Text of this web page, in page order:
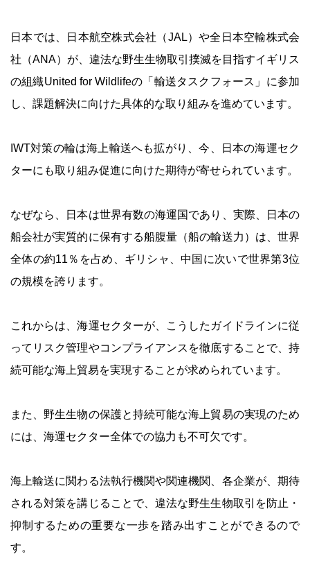
日本では、日本航空株式会社（JAL）や全日本空輸株式会
社（ANA）が、違法な野生生物取引撲滅を目指すイギリス
の組織United for Wildlifeの「輸送タスクフォース」に参加
し、課題解決に向けた具体的な取り組みを進めています。
IWT対策の輪は海上輸送へも拡がり、今、日本の海運セク
ターにも取り組み促進に向けた期待が寄せられています。
なぜなら、日本は世界有数の海運国であり、実際、日本の
船会社が実質的に保有する船腹量（船の輸送力）は、世界
全体の約11％を占め、ギリシャ、中国に次いで世界第3位
の規模を誇ります。
これからは、海運セクターが、こうしたガイドラインに従
ってリスク管理やコンプライアンスを徹底することで、持
続可能な海上貿易を実現することが求められています。
また、野生生物の保護と持続可能な海上貿易の実現のため
には、海運セクター全体での協力も不可欠です。
海上輸送に関わる法執行機関や関連機関、各企業が、期待
される対策を講じることで、違法な野生生物取引を防止・
抑制するための重要な一歩を踏み出すことができるので
す。